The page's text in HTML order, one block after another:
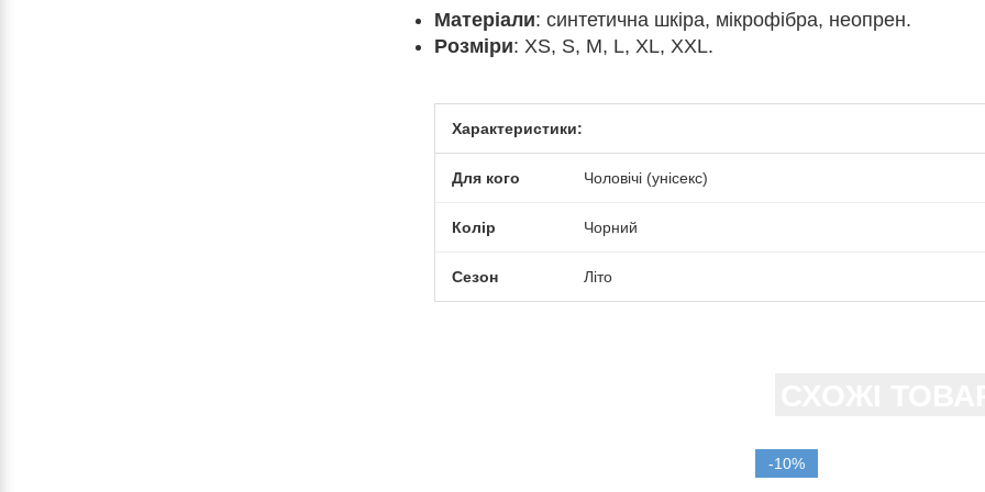
Матеріали: синтетична шкіра, мікрофібра, неопрен.
Розміри: XS, S, M, L, XL, XXL.
Характеристики:
Для кого Чоловічі (унісекс)
Колір Чорний
Сезон Літо
-10%